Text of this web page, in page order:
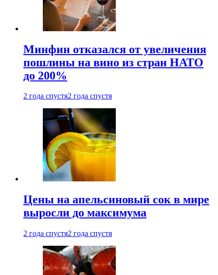
Минфин отказался от увеличения
пошлины на вино из стран НАТО
до 200%
2 года спустя2 года спустя
Цены на апельсиновый сок в мире
выросли до максимума
2 года спустя2 года спустя